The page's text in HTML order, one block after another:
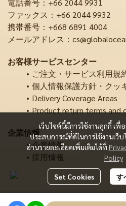
เว็บไซต์นี้มีการใช้งานคุกกี้ เ
ประสบการณ์ที่ดีในการใช้งานเว็
อ่านรายละเอียดเพิ่มเติมได้ที่
Policy
Set Cookies す
電話番号：+66 2044 9931
ファックス：+66 2044 9932
携帯番号：+668 6891 4004
メールアドレス：
お客様サービスセンター
ご注文・サービス利用規
個人情報保護方針・クッ
Delivery Coverage Areas
Product return terms and
企業情報
企業情報
採用情報